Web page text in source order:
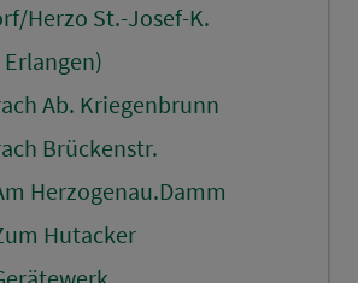
Herzo St.-Josef-K.
Erlangen)
Ab. Kriegenbrunn
Brückenstr.
Herzogenau.Damm
Hutacker